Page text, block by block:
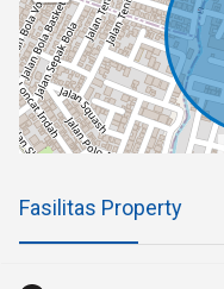
Fasilitas Property